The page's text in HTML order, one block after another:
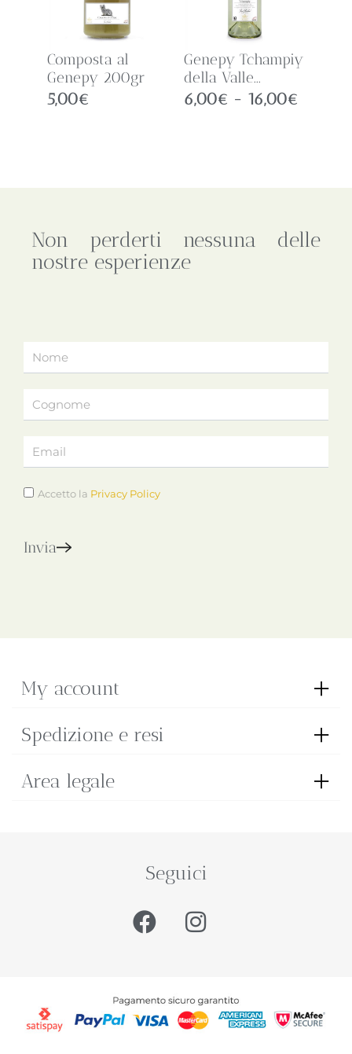
Composta al
Genepy 200gr
5,00€
Genepy Tchampiy
della Valle...
6,00€ - 16,00€
Non perderti nessuna delle
nostre esperienze
Accetto la Privacy Policy
Invia
My account
Spedizione e resi
Area legale
Seguici